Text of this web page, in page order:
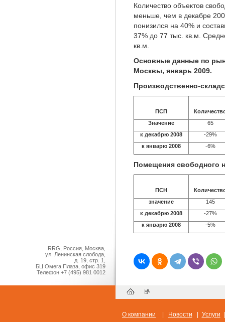
Количество объектов
меньше, чем в декабре
понизился на 40% и
37% до 77 тыс. кв.м.
кв.м.
Основные данные по
Москвы, январь 2009.
Производственно-
ПСП
Значение
65
к декабрю 2008
-29%
к январю 2008
-6%
Помещения свободного
ПСН
значение
145
к декабрю 2008
-27%
к январю 2008
-5%
RRG, Россия, Москва,
ул. Ленинская слобода,
д. 19, стр. 1,
БЦ Омега Плаза, офис 319
Телефон +7 (495) 981 0012
О компании Новости Услуги